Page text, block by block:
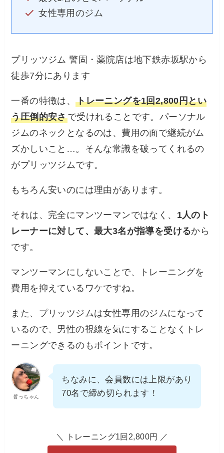
女性専用のジム
プリッツジム 警固・薬院店は地下鉄赤坂駅から
徒歩7分にあります
一番の特徴は、トレーニングを1回2,800円とい
う圧倒的安さで受けれることです。パーソナル
ジムのネックとなるのは、費用の面で継続がム
ズかしいこと…。そんな常識を破ってくれるの
がプリッツジムです。
もちろん安いのには理由があります。
それは、完全にマンツーマンではなく、 1人のト
レーナーに対して、最大3名が指導を受けるから
です。
マンツーマンにしないことで、トレーニングを
費用を抑えているワケですね。
また、プリッツジムは女性専用のジムになって
いるので、男性の視線を気にすることなくトレ
ーニングできるのもポイントです。
哲っちゃん
ちなみに、会員数には上限があり
70名で締め切られます！
＼ トレーニング1回2,800円 ／